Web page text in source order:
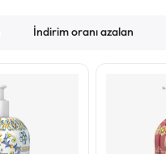
İndirim oranı azalan